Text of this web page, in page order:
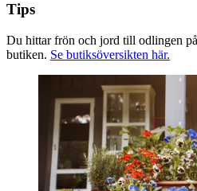
Tips
Du hittar frön och jord till odlingen
butiken. Se butiksöversikten här.